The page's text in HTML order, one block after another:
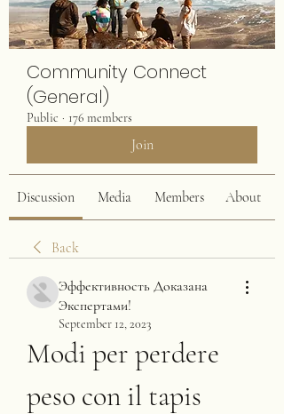
Community Connect
(General)
Public · 176 members
Join
Discussion Media Members About
Back
Эффективность Доказана
Экспертами!
September 12, 2023
Modi per perdere
peso con il tapis